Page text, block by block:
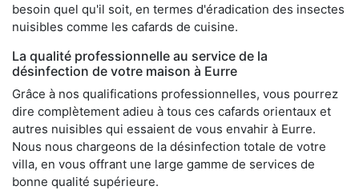
besoin quel qu'il soit, en termes d'éradication des insectes
nuisibles comme les cafards de cuisine.
La qualité professionnelle au service de la
désinfection de votre maison à Eurre
Grâce à nos qualifications professionnelles, vous pourrez
dire complètement adieu à tous ces cafards orientaux et
autres nuisibles qui essaient de vous envahir à Eurre.
Nous nous chargeons de la désinfection totale de votre
villa, en vous offrant une large gamme de services de
bonne qualité supérieure.